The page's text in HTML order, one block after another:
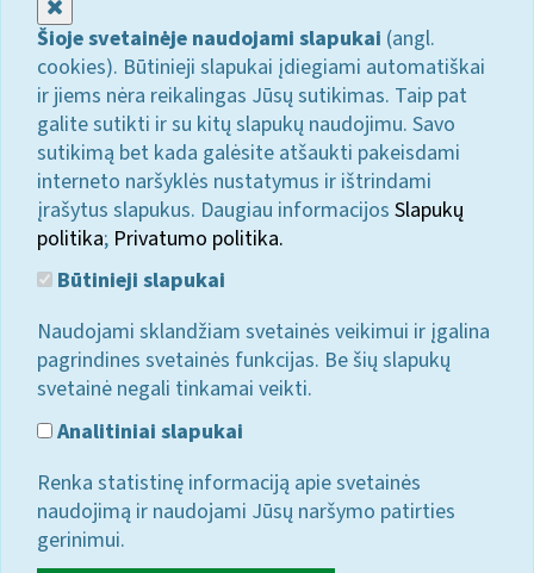
Šioje svetainėje naudojami slapukai (angl.
cookies). Būtinieji slapukai įdiegiami automatiškai
ir jiems nėra reikalingas Jūsų sutikimas. Taip pat
galite sutikti ir su kitų slapukų naudojimu. Savo
sutikimą bet kada galėsite atšaukti pakeisdami
interneto naršyklės nustatymus ir ištrindami
įrašytus slapukus. Daugiau informacijos Slapukų
politika; Privatumo politika.
Būtinieji slapukai
Naudojami sklandžiam svetainės veikimui ir įgalina
pagrindines svetainės funkcijas. Be šių slapukų
svetainė negali tinkamai veikti.
Analitiniai slapukai
Renka statistinę informaciją apie svetainės
naudojimą ir naudojami Jūsų naršymo patirties
gerinimui.